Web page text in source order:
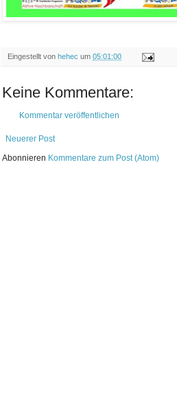
Eingestellt von hehec um 05:01:00
Keine Kommentare:
Kommentar veröffentlichen
Neuerer Post
Abonnieren Kommentare zum Post (Atom)